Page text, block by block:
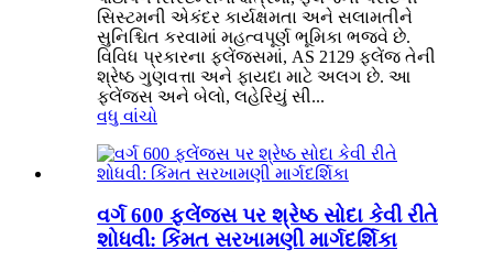
સિસ્ટમની એકંદર કાર્યક્ષમતા અને સલામતીને
સુનિશ્ચિત કરવામાં મહત્વપૂર્ણ ભૂમિકા ભજવે છે.
વિવિધ પ્રકારના ફ્લેંજ્સમાં, AS 2129 ફ્લેંજ તેની
શ્રેષ્ઠ ગુણવત્તા અને ફાયદા માટે અલગ છે. આ
ફ્લેંજ્સ અને બેલો, લહેરિયું સી...
વધુ વાંચો
વર્ગ 600 ફ્લેંજ્સ પર શ્રેષ્ઠ સોદા કેવી રીતે
શોધવી: કિંમત સરખામણી માર્ગદર્શિકા